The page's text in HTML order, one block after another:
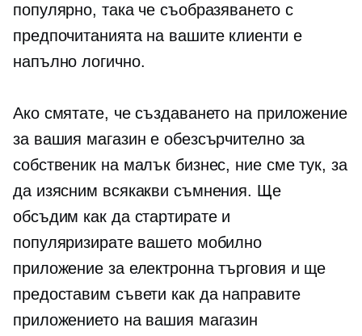
популярно, така че съобразяването с
предпочитанията на вашите клиенти е
напълно логично.
Ако смятате, че създаването на приложение
за вашия магазин е обезсърчително за
собственик на малък бизнес, ние сме тук, за
да изясним всякакви съмнения. Ще
обсъдим как да стартирате и
популяризирате вашето мобилно
приложение за електронна търговия и ще
предоставим съвети как да направите
приложението на вашия магазин